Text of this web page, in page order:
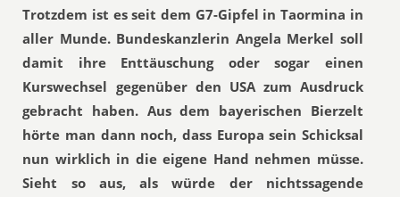
Trotzdem ist es seit dem G7-Gipfel in Taormina in
aller Munde. Bundeskanzlerin Angela Merkel soll
damit ihre Enttäuschung oder sogar einen
Kurswechsel gegenüber den USA zum Ausdruck
gebracht haben. Aus dem bayerischen Bierzelt
hörte man dann noch, dass Europa sein Schicksal
nun wirklich in die eigene Hand nehmen müsse.
Sieht so aus, als würde der nichtssagende